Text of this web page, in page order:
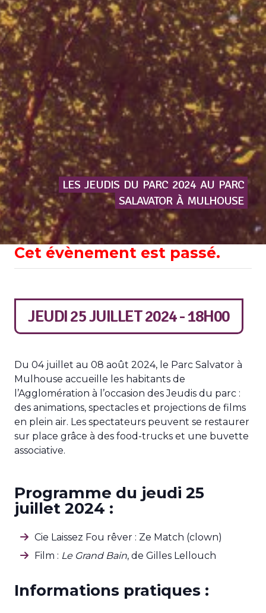
LES JEUDIS DU PARC 2024 AU PARC
SALAVATOR À MULHOUSE
Cet évènement est passé.
JEUDI 25 JUILLET 2024 - 18H00
Du 04 juillet au 08 août 2024, le Parc Salvator à
Mulhouse accueille les habitants de
l’Agglomération à l’occasion des Jeudis du parc :
des animations, spectacles et projections de films
en plein air. Les spectateurs peuvent se restaurer
sur place grâce à des food-trucks et une buvette
associative.
Programme du jeudi 25
juillet 2024 :
Cie Laissez Fou rêver : Ze Match (clown)
Film : Le Grand Bain, de Gilles Lellouch
Informations pratiques :